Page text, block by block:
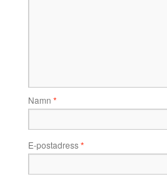
Namn *
E-postadress*